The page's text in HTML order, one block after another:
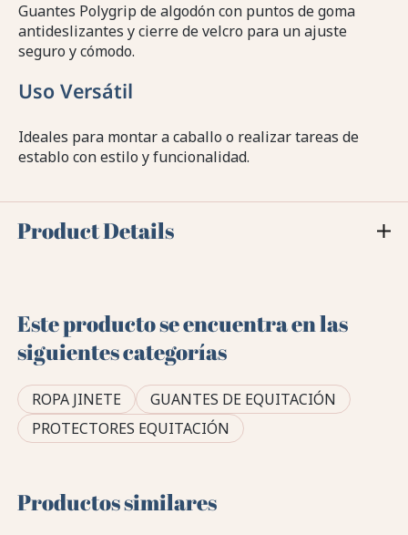
Guantes Polygrip de algodón con puntos de goma
antideslizantes y cierre de velcro para un ajuste
seguro y cómodo.
Uso Versátil
Ideales para montar a caballo o realizar tareas de
establo con estilo y funcionalidad.
Product Details
Este producto se encuentra en las
siguientes categorías
ROPA JINETE
GUANTES DE EQUITACIÓN
PROTECTORES EQUITACIÓN
Productos similares